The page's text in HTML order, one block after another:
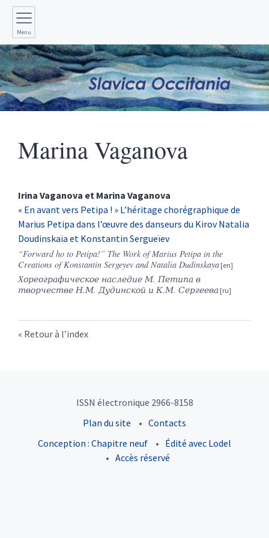
Menu
MarinaVaganova
Irina Vaganova et Marina Vaganova
« En avant vers Petipa ! » L’héritage chorégraphique de
Marius Petipa dans l’œuvre des danseurs du Kirov Natalia
Doudinskaïa et Konstantin Sergueïev
“Forward ho to Petipa!” The Work of Marius Petipa in the
Creations of Konstantin Sergeyev and Natalia Dudinskaya
Xореографическое наследие М. Петипа в
творчестве Н.М. Дудинской и К.М. Сергеева
Retour à l’index
ISSN électronique 2966-8158
Plan du site
Contacts
Conception : Chapitre neuf
Édité avec Lodel
Accès réservé